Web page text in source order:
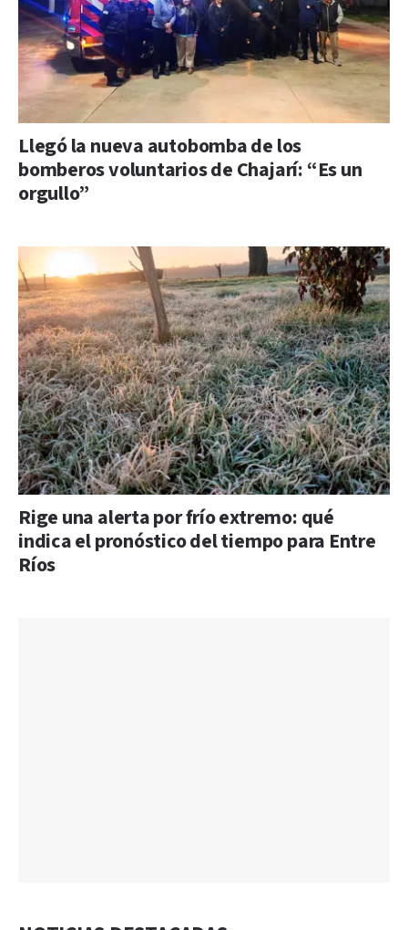
Llegó la nueva autobomba de los
bomberos voluntarios de Chajarí: “Es un
orgullo”
Rige una alerta por frío extremo: qué
indica el pronóstico del tiempo para Entre
Ríos